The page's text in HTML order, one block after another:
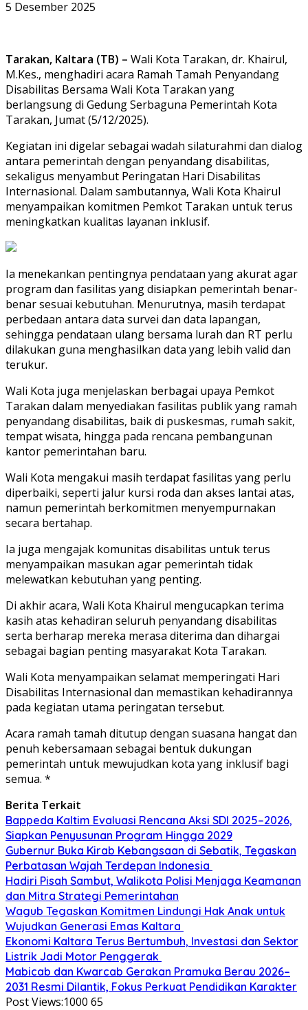
5 Desember 2025
Tarakan, Kaltara (TB) – Wali Kota Tarakan, dr. Khairul,
M.Kes., menghadiri acara Ramah Tamah Penyandang
Disabilitas Bersama Wali Kota Tarakan yang
berlangsung di Gedung Serbaguna Pemerintah Kota
Tarakan, Jumat (5/12/2025).
Kegiatan ini digelar sebagai wadah silaturahmi dan dialog
antara pemerintah dengan penyandang disabilitas,
sekaligus menyambut Peringatan Hari Disabilitas
Internasional. Dalam sambutannya, Wali Kota Khairul
menyampaikan komitmen Pemkot Tarakan untuk terus
meningkatkan kualitas layanan inklusif.
Ia menekankan pentingnya pendataan yang akurat agar
program dan fasilitas yang disiapkan pemerintah benar-
benar sesuai kebutuhan. Menurutnya, masih terdapat
perbedaan antara data survei dan data lapangan,
sehingga pendataan ulang bersama lurah dan RT perlu
dilakukan guna menghasilkan data yang lebih valid dan
terukur.
Wali Kota juga menjelaskan berbagai upaya Pemkot
Tarakan dalam menyediakan fasilitas publik yang ramah
penyandang disabilitas, baik di puskesmas, rumah sakit,
tempat wisata, hingga pada rencana pembangunan
kantor pemerintahan baru.
Wali Kota mengakui masih terdapat fasilitas yang perlu
diperbaiki, seperti jalur kursi roda dan akses lantai atas,
namun pemerintah berkomitmen menyempurnakan
secara bertahap.
Ia juga mengajak komunitas disabilitas untuk terus
menyampaikan masukan agar pemerintah tidak
melewatkan kebutuhan yang penting.
Di akhir acara, Wali Kota Khairul mengucapkan terima
kasih atas kehadiran seluruh penyandang disabilitas
serta berharap mereka merasa diterima dan dihargai
sebagai bagian penting masyarakat Kota Tarakan.
Wali Kota menyampaikan selamat memperingati Hari
Disabilitas Internasional dan memastikan kehadirannya
pada kegiatan utama peringatan tersebut.
Acara ramah tamah ditutup dengan suasana hangat dan
penuh kebersamaan sebagai bentuk dukungan
pemerintah untuk mewujudkan kota yang inklusif bagi
semua. *
Berita Terkait
Bappeda Kaltim Evaluasi Rencana Aksi SDI 2025–2026,
Siapkan Penyusunan Program Hingga 2029
Gubernur Buka Kirab Kebangsaan di Sebatik, Tegaskan
Perbatasan Wajah Terdepan Indonesia
Hadiri Pisah Sambut, Walikota Polisi Menjaga Keamanan
dan Mitra Strategi Pemerintahan
Wagub Tegaskan Komitmen Lindungi Hak Anak untuk
Wujudkan Generasi Emas Kaltara
Ekonomi Kaltara Terus Bertumbuh, Investasi dan Sektor
Listrik Jadi Motor Penggerak
Mabicab dan Kwarcab Gerakan Pramuka Berau 2026–
2031 Resmi Dilantik, Fokus Perkuat Pendidikan Karakter
Post Views:1000 65